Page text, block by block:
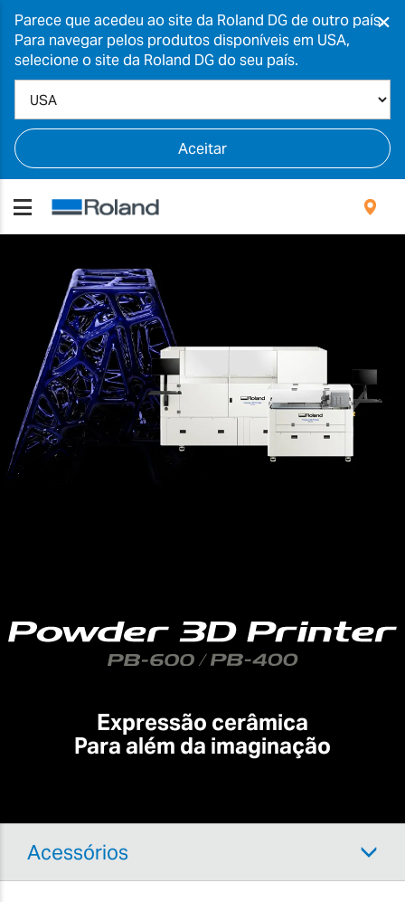
Parece que acedeu ao site da Roland DG de outro país.
Para navegar pelos produtos disponíveis em USA,
selecione o site da Roland DG do seu país.
Aceitar
×
Expressão cerâmica
Para além da imaginação
Acessórios